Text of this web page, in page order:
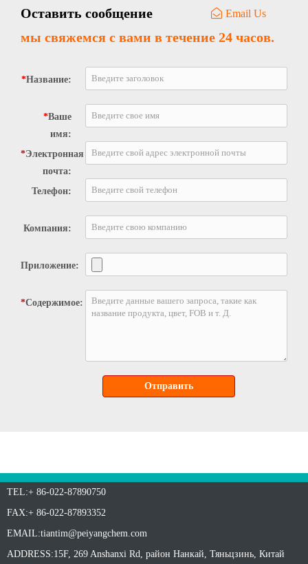
Оставить сообщение Email Us
мы свяжемся с вами в течение 24 часов.
*Название:
*Ваше
имя:
*Электронная
почта:
Телефон:
Компания:
Приложение:
*Содержимое:
Отправить
TEL:+ 86-022-87890750
FAX:+ 86-022-87893352
EMAIL:tiantim@peiyangchem.com
ADDRESS:15F, 269 Anshanxi Rd, район Нанкай, Тяньцзинь, Китай